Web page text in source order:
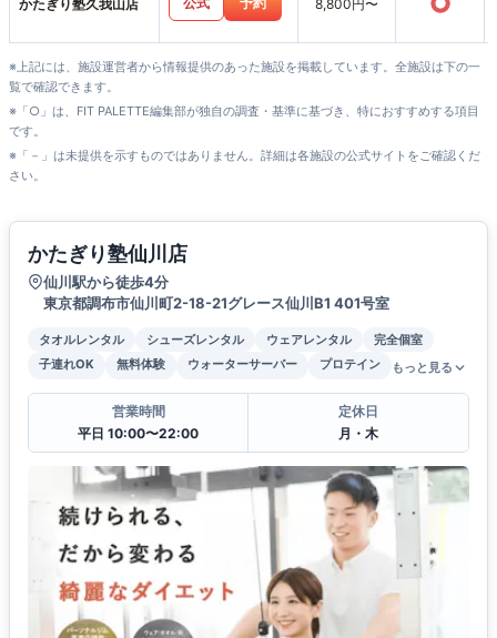
かたぎり塾久我山店 8,800円〜
※上記には、施設運営者から情報提供のあった施設を掲載しています。全施設は下の一
覧で確認できます。
※「○」は、FIT PALETTE編集部が独自の調査・基準に基づき、特におすすめする項目
です。
※「－」は未提供を示すものではありません。詳細は各施設の公式サイトをご確認くだ
さい。
かたぎり塾仙川店
仙川駅から徒歩4分
東京都調布市仙川町2-18-21グレース仙川B1 401号室
タオルレンタル シューズレンタル ウェアレンタル
完全個室
子連れOK
無料体験 ウォーターサーバー プロテイン もっと見る
営業時間
平日 10:00〜22:00
定休日
月・木